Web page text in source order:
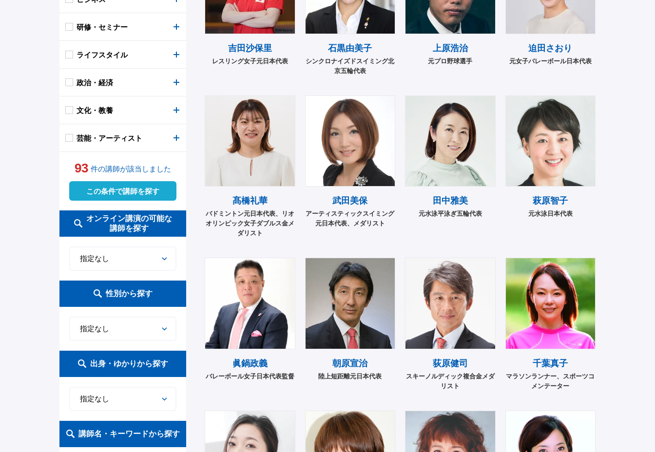
吉田沙保里
レスリング女子元日本代表
石黒由美子
シンクロナイズドスイミング北
京五輪代表
上原浩治
元プロ野球選手
迫田さおり
元女子バレーボール日本代表
髙橋礼華
バドミントン元日本代表、リオ
オリンピック女子ダブルス金メ
ダリスト
武田美保
アーティスティックスイミング
元日本代表、メダリスト
田中雅美
元水泳平泳ぎ五輪代表
萩原智子
元水泳日本代表
眞鍋政義
バレーボール女子日本代表監督
朝原宣治
陸上短距離元日本代表
荻原健司
スキーノルディック複合金メダ
リスト
千葉真子
マラソンランナー、スポーツコ
メンテーター
相撲
ボクシング
格闘技
ゴルフ
競馬・レース
オリンピック
パラリンピック・パラ競技
メダリスト
バスケットボール
水泳
命の大切さ
人生・経験談・体験談
生き方
家族
モチベーション・挑戦
目標達成
夢
気づき
弁護士
大学教授
グローバル
進路・キャリア・不登校
幼少・青少年教育
育児・子育て
夢・目標
いじめ問題
インターネット）
学力向上・受験
食育
平等
LGBTQ
平和
介護 福祉
セキュリティ
グローバル
弁護士
人材育成
経営論
リーダーシップ
コミュニケーション
マーケティング
SDGs
働き方改革
研修・セミナー
防災
テレワーク
アンガーマネジメント
営業・販売
ビジネスマナー
クレーム対応
ストレスフリー
顧客満足
新入社員
ライフスタイル
闘病
旅
健康・医学
美容
料理
マネー・資産運用
お酒・グルメ
ファッション
政治・経済
エコノミスト
政治
国際情勢
経済
金融
地産地消
株式投資・金融
文化・教養
コメンテーター・キャスター
ジャーナリスト・評論家
俳句・短歌・川柳
マナー
アート・芸術
宗教
芸能・アーティスト
俳優・声優
タレント・アイドル
アナウンサー・MC
作家・漫画家
落語
93 件の講師が該当しました
この条件で講師を探す
オンライン講演の可能な
講師を探す
性別から探す
出身・ゆかりから探す
講師名・キーワードから探す